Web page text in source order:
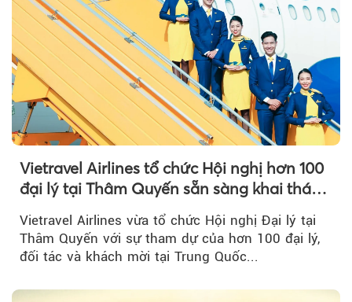
Vietravel Airlines tổ chức Hội nghị hơn 100
đại lý tại Thâm Quyến sẵn sàng khai thác
đường bay thẳng TP.HCM - Thâm Quyến
Vietravel Airlines vừa tổ chức Hội nghị Đại lý tại
Thâm Quyến với sự tham dự của hơn 100 đại lý,
đối tác và khách mời tại Trung Quốc...